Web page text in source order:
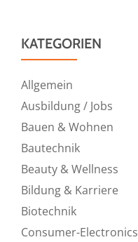
KATEGORIEN
Allgemein
Ausbildung / Jobs
Bauen & Wohnen
Bautechnik
Beauty & Wellness
Bildung & Karriere
Biotechnik
Consumer-Electronics